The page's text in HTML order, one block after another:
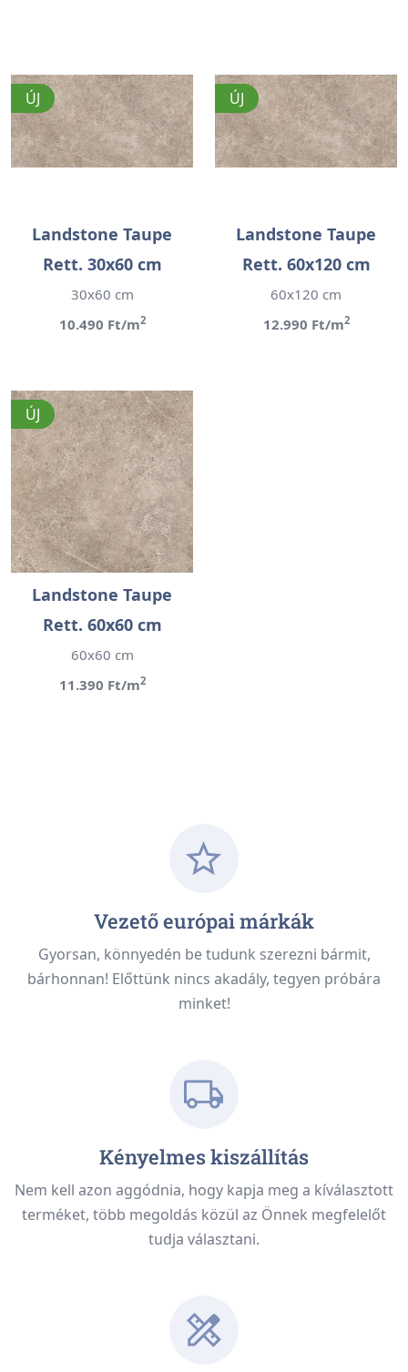
ÚJ
Landstone Taupe
Rett. 30x60 cm
30x60 cm
10.490 Ft/m2
ÚJ
Landstone Taupe
Rett. 60x120 cm
60x120 cm
12.990 Ft/m2
ÚJ
Landstone Taupe
Rett. 60x60 cm
60x60 cm
11.390 Ft/m2
Vezető európai márkák
Gyorsan, könnyedén be tudunk szerezni bármit,
bárhonnan! Előttünk nincs akadály, tegyen próbára
minket!
Kényelmes kiszállítás
Nem kell azon aggódnia, hogy kapja meg a kíválasztott
terméket, több megoldás közül az Önnek megfelelőt
tudja választani.